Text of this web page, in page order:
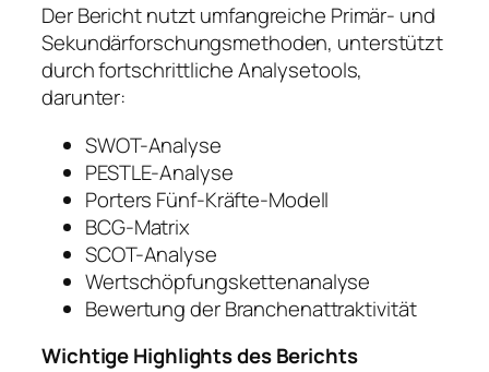
Der Bericht nutzt umfangreiche Primär- und
Sekundärforschungsmethoden, unterstützt
durch fortschrittliche Analysetools,
darunter:
SWOT-Analyse
PESTLE-Analyse
Porters Fünf-Kräfte-Modell
BCG-Matrix
SCOT-Analyse
Wertschöpfungskettenanalyse
Bewertung der Branchenattraktivität
Wichtige Highlights des Berichts